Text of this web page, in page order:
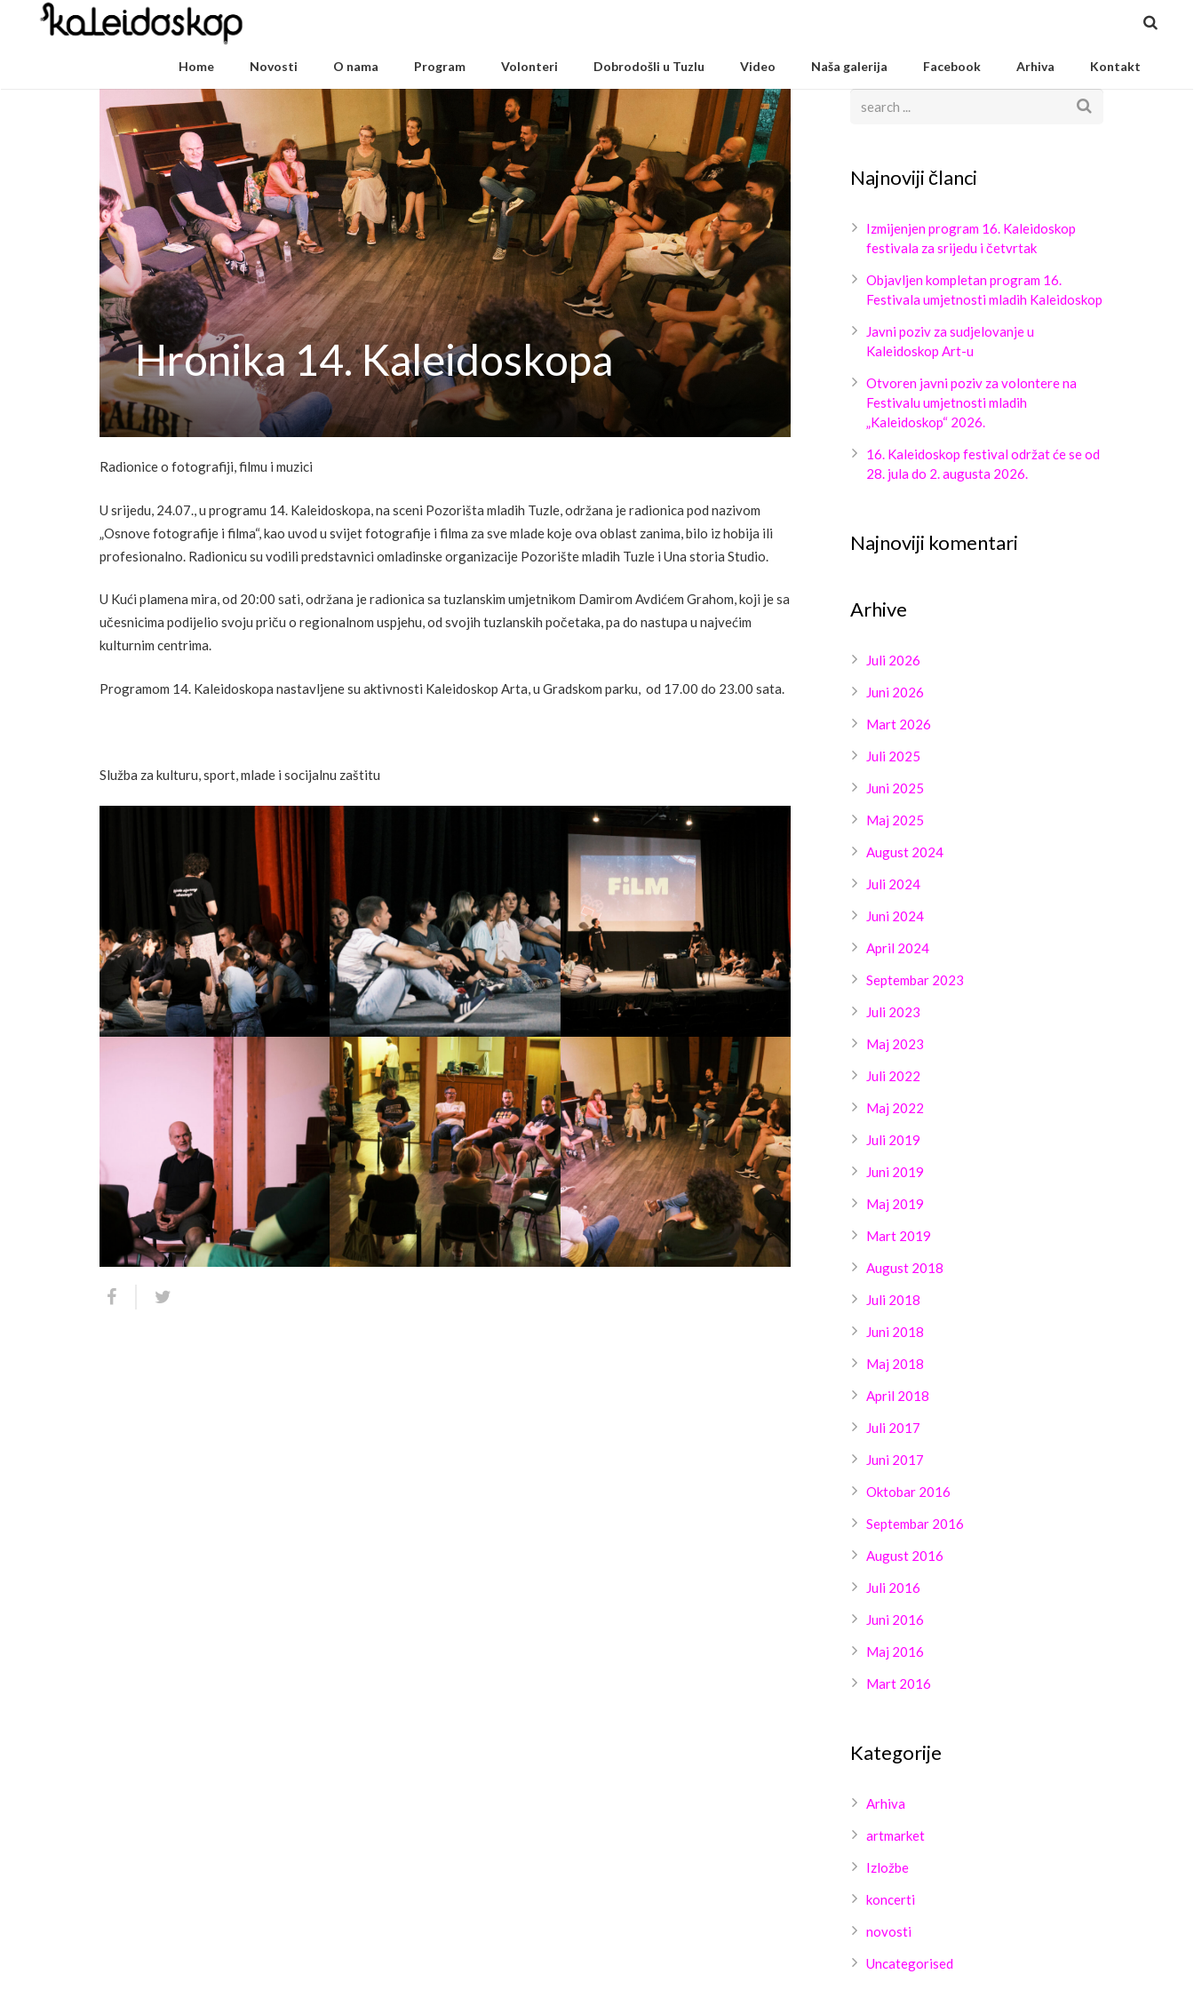
Home Novosti O nama Program Volonteri Dobrodošli u Tuzlu Video Naša galerija Facebook Arhiva Kontakt
Hronika 14. Kaleidoskopa
Radionice o fotografiji, filmu i muzici
U srijedu, 24.07., u programu 14. Kaleidoskopa, na sceni Pozorišta mladih Tuzle, održana je radionica pod nazivom
„Osnove fotografije i filma“, kao uvod u svijet fotografije i filma za sve mlade koje ova oblast zanima, bilo iz hobija ili
profesionalno. Radionicu su vodili predstavnici omladinske organizacije Pozorište mladih Tuzle i Una storia Studio.
U Kući plamena mira, od 20:00 sati, održana je radionica sa tuzlanskim umjetnikom Damirom Avdićem Grahom, koji je sa
učesnicima podijelio svoju priču o regionalnom uspjehu, od svojih tuzlanskih početaka, pa do nastupa u najvećim
kulturnim centrima.
Programom 14. Kaleidoskopa nastavljene su aktivnosti Kaleidoskop Arta, u Gradskom parku, od 17.00 do 23.00 sata.
Služba za kulturu, sport, mlade i socijalnu zaštitu
Najnoviji članci
Izmijenjen program 16. Kaleidoskop
festivala za srijedu i četvrtak
Objavljen kompletan program 16.
Festivala umjetnosti mladih Kaleidoskop
Javni poziv za sudjelovanje u
Kaleidoskop Art-u
Otvoren javni poziv za volontere na
Festivalu umjetnosti mladih
„Kaleidoskop“ 2026.
16. Kaleidoskop festival održat će se od
28. jula do 2. augusta 2026.
Najnoviji komentari
Arhive
Juli 2026
Juni 2026
Mart 2026
Juli 2025
Juni 2025
Maj 2025
August 2024
Juli 2024
Juni 2024
April 2024
Septembar 2023
Juli 2023
Maj 2023
Juli 2022
Maj 2022
Juli 2019
Juni 2019
Maj 2019
Mart 2019
August 2018
Juli 2018
Juni 2018
Maj 2018
April 2018
Juli 2017
Juni 2017
Oktobar 2016
Septembar 2016
August 2016
Juli 2016
Juni 2016
Maj 2016
Mart 2016
Kategorije
Arhiva
artmarket
Izložbe
koncerti
novosti
Uncategorised